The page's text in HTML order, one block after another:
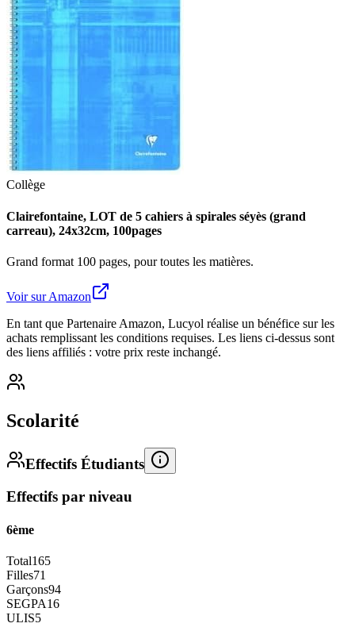
Collège
Clairefontaine, LOT de 5 cahiers à spirales séyès (grand
carreau), 24x32cm, 100pages
Grand format 100 pages, pour toutes les matières.
Voir sur Amazon
En tant que Partenaire Amazon, Lucyol réalise un bénéfice sur les
achats remplissant les conditions requises. Les liens ci-dessus sont
des liens affiliés : votre prix reste inchangé.
Scolarité
Effectifs Étudiants
Effectifs par niveau
6ème
Total165
Filles71
Garçons94
SEGPA16
ULIS5